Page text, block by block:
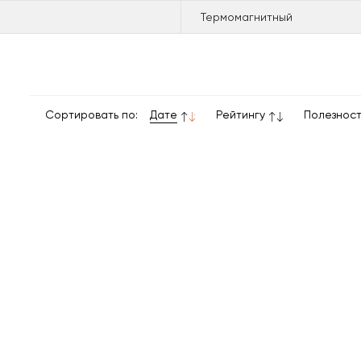
Термомагнитный
Сортировать по: Дате Рейтингу